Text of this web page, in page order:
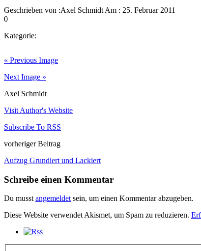
Geschrieben von :Axel Schmidt Am : 25. Februar 2011
0
Kategorie:
« Previous Image
Next Image »
Axel Schmidt
Visit Author's Website
Subscribe To RSS
vorheriger Beitrag
Aufzug Grundiert und Lackiert
Schreibe einen Kommentar
Du musst angemeldet sein, um einen Kommentar abzugeben.
Diese Website verwendet Akismet, um Spam zu reduzieren.